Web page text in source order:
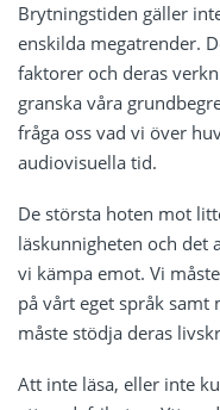
Brytningstiden gäller
enskilda megatrender.
faktorer och deras
granska våra
fråga oss vad vi över
audiovisuella tid.
De största hoten mot
läskunnigheten och det
vi kämpa emot. Vi
på vårt eget språk
måste stödja deras
Att inte läsa, eller inte